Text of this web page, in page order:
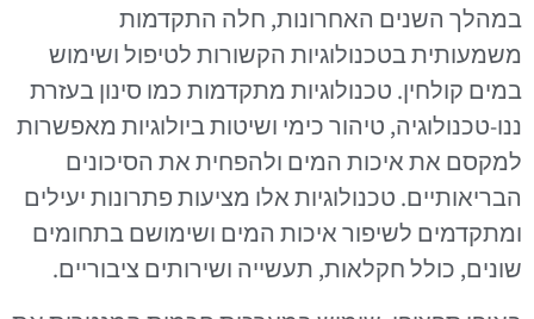
במהלך השנים האחרונות, חלה התקדמות
משמעותית בטכנולוגיות הקשורות לטיפול ושימוש
במים קולחין. טכנולוגיות מתקדמות כמו סינון בעזרת
ננו-טכנולוגיה, טיהור כימי ושיטות ביולוגיות מאפשרות
למקסם את איכות המים ולהפחית את הסיכונים
הבריאותיים. טכנולוגיות אלו מציעות פתרונות יעילים
ומתקדמים לשיפור איכות המים ושימושם בתחומים
שונים, כולל חקלאות, תעשייה ושירותים ציבוריים.